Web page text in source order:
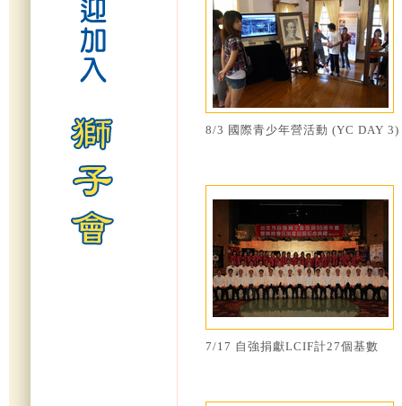
8/3 國際青少年營活動 (YC DAY 3)
7/17 自強捐獻LCIF計27個基數